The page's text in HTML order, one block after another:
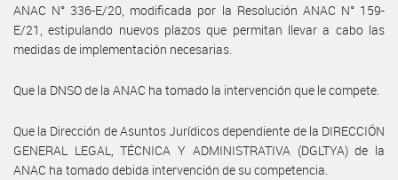
ANAC N° 336-E/20, modificada por la Resolución ANAC N° 159-
E/21, estipulando nuevos plazos que permitan llevar a cabo las
medidas de implementación necesarias.
Que la DNSO de la ANAC ha tomado la intervención que le compete.
Que la Dirección de Asuntos Jurídicos dependiente de la DIRECCIÓN
GENERAL LEGAL, TÉCNICA Y ADMINISTRATIVA (DGLTYA) de la
ANAC ha tomado debida intervención de su competencia.